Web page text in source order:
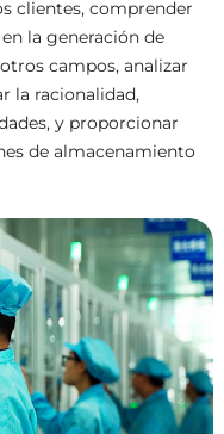
clientes, comprender
la generación de
campos, analizar
la racionalidad,
y proporcionar
de almacenamiento